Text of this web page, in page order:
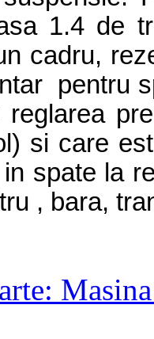
1.4 de
cadru,
pentru
reglarea
si care
spate la
, bara,